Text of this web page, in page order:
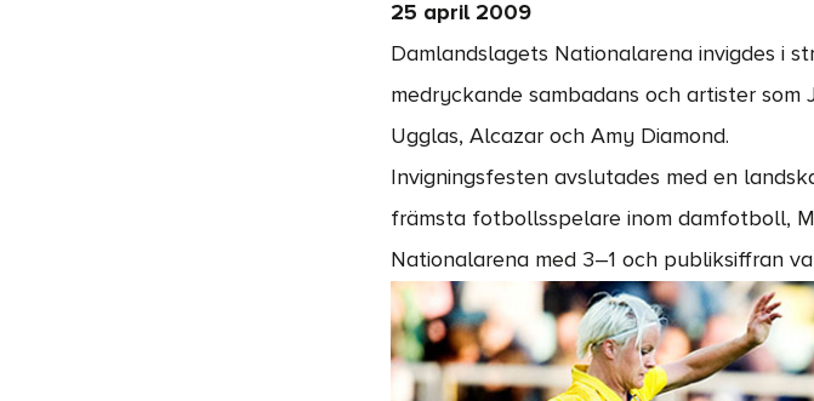
25 april 2009
Damlandslagets Nationalarena invigdes i
medryckande sambadans och artister som
Ugglas, Alcazar och Amy Diamond.
Invigningsfesten avslutades med en
främsta fotbollsspelare inom damfotboll,
Nationalarena med 3–1 och publiksiffran